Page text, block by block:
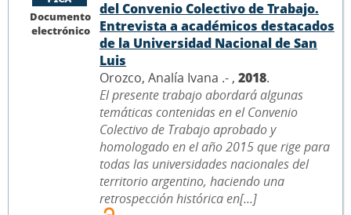
Documento
electrónico
del Convenio Colectivo de Trabajo.
Entrevista a académicos destacados
de la Universidad Nacional de San
Luis
Orozco, Analía Ivana .- , 2018.
El presente trabajo abordará algunas
temáticas contenidas en el Convenio
Colectivo de Trabajo aprobado y
homologado en el año 2015 que rige para
todas las universidades nacionales del
territorio argentino, haciendo una
retrospección histórica en[...]